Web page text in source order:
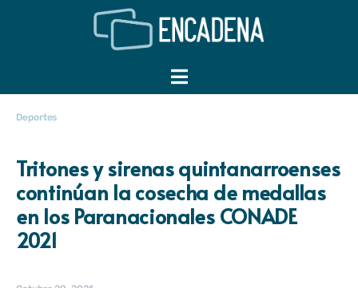
Deportes
Tritones y sirenas quintanarroenses
continúan la cosecha de medallas
en los Paranacionales CONADE
2021